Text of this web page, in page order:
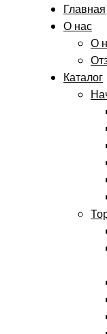
Главная
О нас
О
Каталог